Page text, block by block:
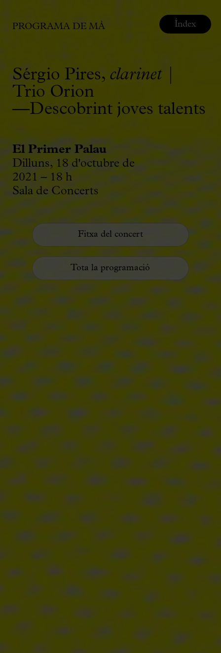
PROGRAMA DE MÀ
Sérgio Pires, clarinet|
Trio Orion
—Descobrint joves talents
El Primer Palau
Dilluns, 18 d'octubre de
2021 – 18 h
Sala de Concerts
Fitxa del concert
Tota la programació
Índex